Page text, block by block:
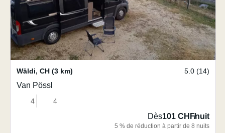
Wäldi, CH (3 km) 5.0 (14)
Van Pössl
4 4
Dès101 CHF/nuit
5 % de réduction à partir de 8 nuits